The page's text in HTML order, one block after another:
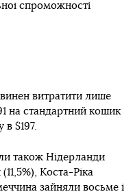
спроможності
витратити лише
на стандартний кошик
в $197.
також Нідерланди
Коста-Ріка
зайняли восьме і